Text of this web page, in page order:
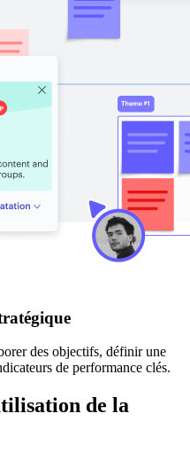
des objectifs, définir une
de performance clés.
de la